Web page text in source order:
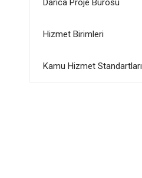
Darıca Proje Bürosu
Hizmet Birimleri
Kamu Hizmet Standartları